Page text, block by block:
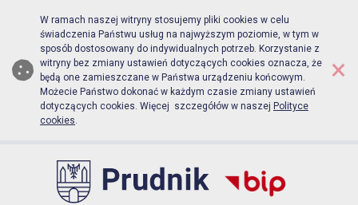
Biuletyn Informacji Publicznej
Przejdź do menu głównego
Przejdź do głównej zawartości
W ramach naszej witryny stosujemy pliki cookies w celu
świadczenia Państwu usług na najwyższym poziomie, w tym w
sposób dostosowany do indywidualnych potrzeb. Korzystanie z
witryny bez zmiany ustawień dotyczących cookies oznacza, że
będą one zamieszczane w Państwa urządzeniu końcowym.
Możecie Państwo dokonać w każdym czasie zmiany ustawień
dotyczących cookies. Więcej szczegółów w naszej Polityce
cookies.
×